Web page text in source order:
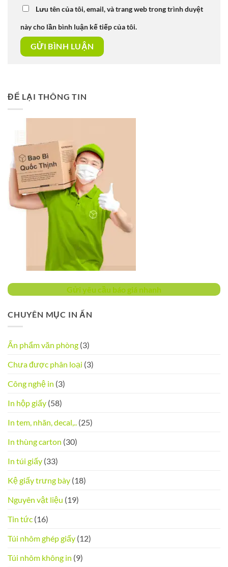
Lưu tên của tôi, email, và trang web trong trình duyệt
này cho lần bình luận kế tiếp của tôi.
ĐỂ LẠI THÔNG TIN
Gửi yêu cầu báo giá nhanh
CHUYÊN MỤC IN ẤN
Ấn phẩm văn phòng (3)
Chưa được phân loại (3)
Công nghệ in (3)
In hộp giấy (58)
In tem, nhãn, decal,.. (25)
In thùng carton (30)
In túi giấy (33)
Kệ giấy trưng bày (18)
Nguyên vật liệu (19)
Tin tức (16)
Túi nhôm ghép giấy (12)
Túi nhôm không in (9)